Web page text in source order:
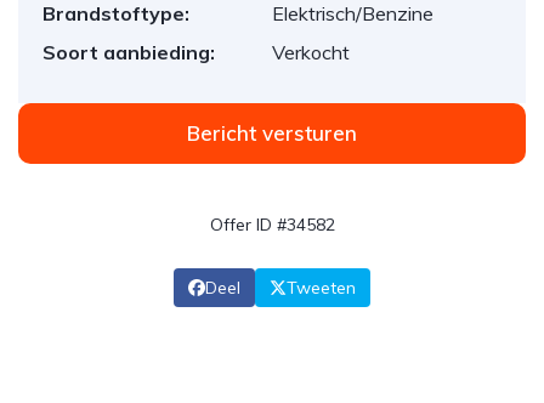
Brandstoftype:
Elektrisch/Benzine
Soort aanbieding:
Verkocht
Bericht versturen
Offer ID #34582
Deel Tweeten